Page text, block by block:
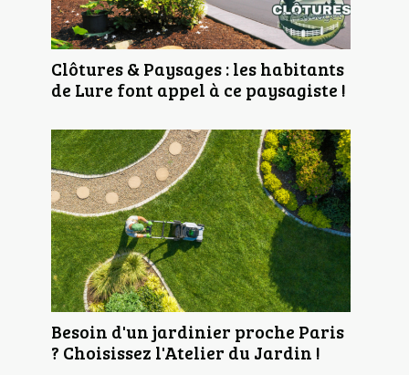
Clôtures & Paysages : les habitants
de Lure font appel à ce paysagiste !
Besoin d'un jardinier proche Paris
? Choisissez l'Atelier du Jardin !